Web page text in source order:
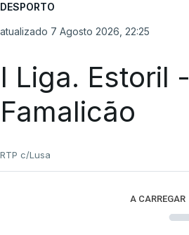
DESPORTO
atualizado 7 Agosto 2026, 22:25
I Liga. Estoril -
Famalicão
RTP c/Lusa
A CARREGAR